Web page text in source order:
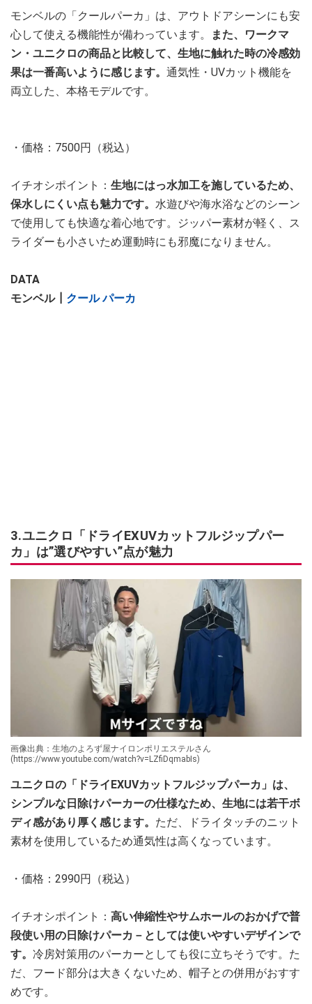
モンベルの「クールパーカ」は、アウトドアシーンにも安
心して使える機能性が備わっています。
また、ワークマ
ン・ユニクロの商品と比較して、生地に触れた時の冷感効
果は一番高いように感じます。 通気性・UVカット機能を
両立した、本格モデルです。
・価格：7500円（税込）
イチオシポイント： 生地にはっ水加工を施しているため、
保水しにくい点も魅力です。 水遊びや海水浴などのシーン
で使用しても快適な着心地です。ジッパー素材が軽く、ス
ライダーも小さいため運動時にも邪魔になりません。
DATA
モンベル┃ クール パーカ
3.ユニクロ「ドライEXUVカットフルジップパー
カ」は”選びやすい”点が魅力
画像出典：生地のよろず屋ナイロンポリエステルさん
(https://www.youtube.com/watch?v=LZfiDqmabIs)
ユニクロの「ドライEXUVカットフルジップパーカ」は、
シンプルな日除けパーカーの仕様なため、生地には若干ボ
ディ感があり厚く感じます。 ただ、ドライタッチのニット
素材を使用しているため通気性は高くなっています。
・価格：2990円（税込）
イチオシポイント： 高い伸縮性やサムホールのおかげで普
段使い用の日除けパーカ－としては使いやすいデザインで
す。 冷房対策用のパーカーとしても役に立ちそうです。た
だ、フード部分は大きくないため、帽子との併用がおすす
めです。